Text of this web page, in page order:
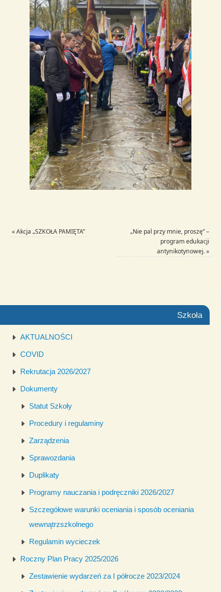
«Akcja „SZKOŁA PAMIĘTA”
„Nie pal przy mnie, proszę” –
program edukacji
antynikotynowej.»
Szkoła
AKTUALNOŚCI
COVID
Rekrutacja 2026/2027
Dokumenty
Statut Szkoły
Procedury i regulaminy
Zarządzenia
Sprawozdania
Duplikaty
Programy nauczania i podręczniki 2026/2027
Szczegółowe warunki oceniania i sposób oceniania
wewnątrzszkolnego
Regulamin wycieczek
Roczny Plan Pracy 2025/2026
Zestawienie wydarzeń za I półrocze 2023/2024